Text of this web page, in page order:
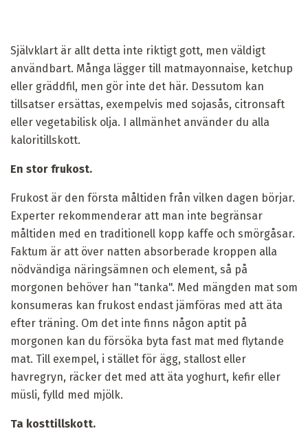
Självklart är allt detta inte riktigt gott, men väldigt
användbart. Många lägger till matmayonnaise, ketchup
eller gräddfil, men gör inte det här. Dessutom kan
tillsatser ersättas, exempelvis med sojasås, citronsaft
eller vegetabilisk olja. I allmänhet använder du alla
kaloritillskott.
En stor frukost.
Frukost är den första måltiden från vilken dagen börjar.
Experter rekommenderar att man inte begränsar
måltiden med en traditionell kopp kaffe och smörgåsar.
Faktum är att över natten absorberade kroppen alla
nödvändiga näringsämnen och element, så på
morgonen behöver han "tanka". Med mängden mat som
konsumeras kan frukost endast jämföras med att äta
efter träning. Om det inte finns någon aptit på
morgonen kan du försöka byta fast mat med flytande
mat. Till exempel, i stället för ägg, stallost eller
havregryn, räcker det med att äta yoghurt, kefir eller
müsli, fylld med mjölk.
Ta kosttillskott.